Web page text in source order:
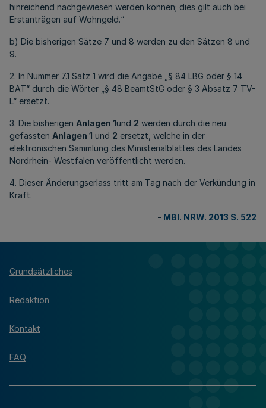
hinreichend nachgewiesen werden können; dies gilt auch bei
Erstanträgen auf Wohngeld.“
b) Die bisherigen Sätze 7 und 8 werden zu den Sätzen 8 und
9.
2. In Nummer 7.1 Satz 1 wird die Angabe „§ 84 LBG oder § 14
BAT“ durch die Wörter „§ 48 BeamtStG oder § 3 Absatz 7 TV-
L“ ersetzt.
3. Die bisherigen Anlagen 1und 2 werden durch die neu
gefassten Anlagen 1 und 2 ersetzt, welche in der
elektronischen Sammlung des Ministerialblattes des Landes
Nordrhein- Westfalen veröffentlicht werden.
4. Dieser Änderungserlass tritt am Tag nach der Verkündung in
Kraft.
- MBl. NRW. 2013 S. 522
Grundsätzliches
Redaktion
Kontakt
FAQ